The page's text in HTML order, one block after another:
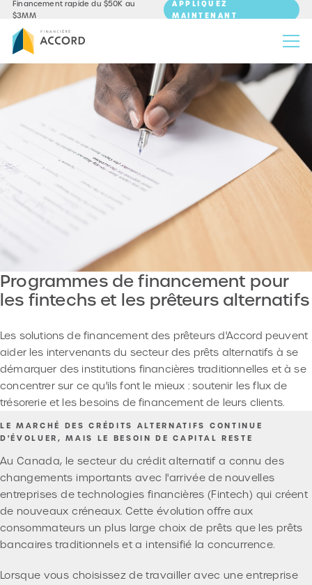
Financement rapide du $50K au
$3MM
APPLIQUEZ
MAINTENANT
Programmes de financement pour
les fintechs et les prêteurs alternatifs
Les solutions de financement des prêteurs d'Accord peuvent
aider les intervenants du secteur des prêts alternatifs à se
démarquer des institutions financières traditionnelles et à se
concentrer sur ce qu'ils font le mieux : soutenir les flux de
trésorerie et les besoins de financement de leurs clients.
LE MARCHÉ DES CRÉDITS ALTERNATIFS CONTINUE
D'ÉVOLUER, MAIS LE BESOIN DE CAPITAL RESTE
Au Canada, le secteur du crédit alternatif a connu des
changements importants avec l'arrivée de nouvelles
entreprises de technologies financières (Fintech) qui créent
de nouveaux créneaux. Cette évolution offre aux
consommateurs un plus large choix de prêts que les prêts
bancaires traditionnels et a intensifié la concurrence.
Lorsque vous choisissez de travailler avec une entreprise